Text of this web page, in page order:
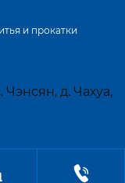
и прокатки
д. Чахуа,
